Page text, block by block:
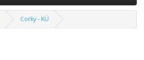
Corky - KÜ